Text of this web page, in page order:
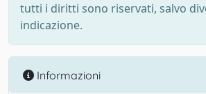
tutti i diritti sono riservati, salvo
indicazione.
Informazioni